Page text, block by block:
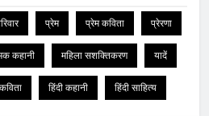
प्रेम प्रेम कविता प्रेरणा
कहानी महिला सशक्तिकरण यादें
हिंदी कहानी हिंदी साहित्य